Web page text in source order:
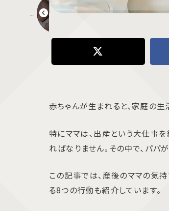
赤ちゃんが生まれると、家庭の生
特にママは、出産という大仕事
ればなりません。その中で、パパ
この記事では、産後のママの気
る8つの行動も紹介しています。